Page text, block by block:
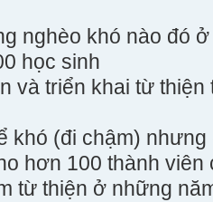
nghèo khó nào đó ở
học sinh
và triển khai từ thiện
khó (đi chậm)
hơn 100 thành viên
từ thiện ở những